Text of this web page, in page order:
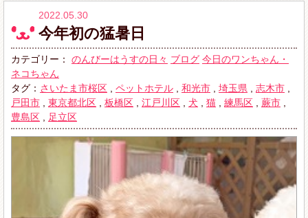
2022.05.30
今年初の猛暑日
カテゴリー： のんびーはうすの日々 ブログ 今日のワンちゃん・
ネコちゃん
タグ： さいたま市桜区 ペットホテル 和光市 埼玉県 志木市
戸田市
東京都北区 板橋区 江戸川区 犬 猫 練馬区 蕨市
豊島区
足立区